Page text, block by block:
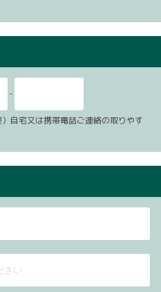
-
自宅又は携帯電話ご連絡の取りやす